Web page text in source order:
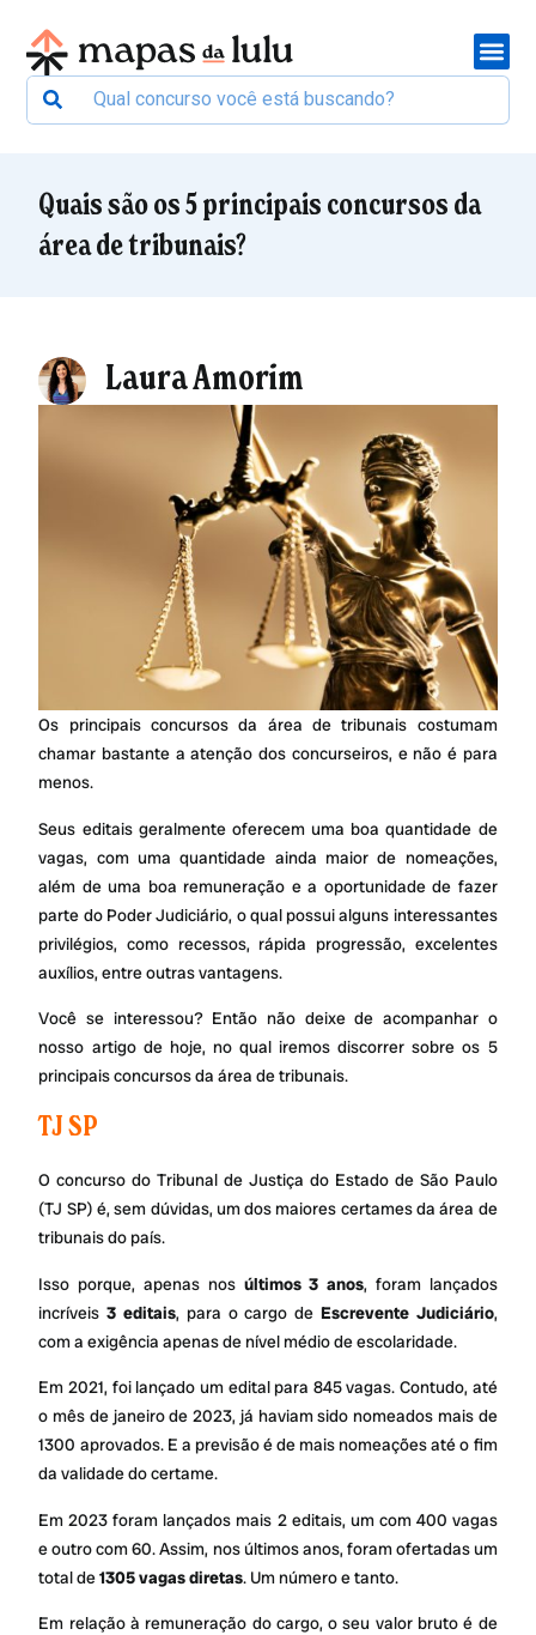
Quais são os 5 principais concursos da
área de tribunais?
Laura Amorim
Os principais concursos da área de tribunais costumam
chamar bastante a atenção dos concurseiros, e não é para
menos.
Seus editais geralmente oferecem uma boa quantidade de
vagas, com uma quantidade ainda maior de nomeações,
além de uma boa remuneração e a oportunidade de fazer
parte do Poder Judiciário, o qual possui alguns interessantes
privilégios, como recessos, rápida progressão, excelentes
auxílios, entre outras vantagens.
Você se interessou? Então não deixe de acompanhar o
nosso artigo de hoje, no qual iremos discorrer sobre os 5
principais concursos da área de tribunais.
TJ SP
O concurso do Tribunal de Justiça do Estado de São Paulo
(TJ SP) é, sem dúvidas, um dos maiores certames da área de
tribunais do país.
Isso porque, apenas nos últimos 3 anos, foram lançados
incríveis3 editais, para o cargo de Escrevente Judiciário,
com a exigência apenas de nível médio de escolaridade.
Em 2021, foi lançado um edital para 845 vagas. Contudo, até
o mês de janeiro de 2023, já haviam sido nomeados mais de
1300 aprovados. E a previsão é de mais nomeações até o fim
da validade do certame.
Em 2023 foram lançados mais 2 editais, um com 400 vagas
e outro com 60. Assim, nos últimos anos, foram ofertadas um
total de1305 vagas diretas. Um número e tanto.
Em relação à remuneração do cargo, o seu valor bruto é de